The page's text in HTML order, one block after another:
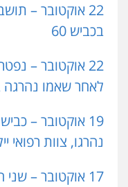
22 אוקטובר –
בכביש 60
לאחר שאמו נהרגה
נהרגו, צוות רפואי
17 אוקטובר –